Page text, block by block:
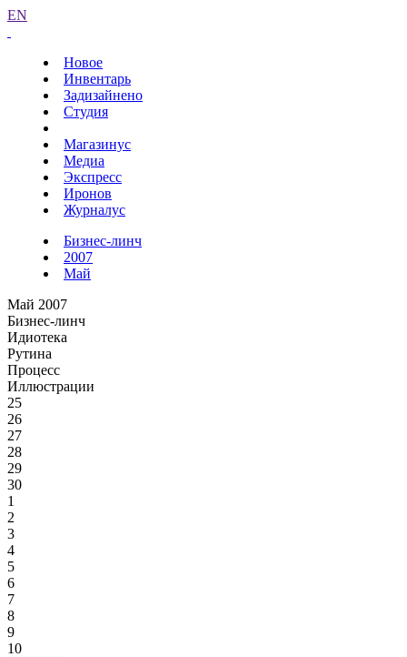
EN
Новое
Инвентарь
Задизайнено
Студия
Магазинус
Медиа
Экспресс
Иронов
Журналус
Бизнес-линч
2007
Май
Май 2007
Бизнес-линч
Идиотека
Рутина
Процесс
Иллюстрации
25
26
27
28
29
30
1
2
3
4
5
6
7
8
9
10